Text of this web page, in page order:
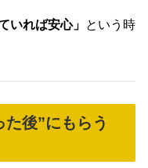
いれば安心」 という時
後”にもらう